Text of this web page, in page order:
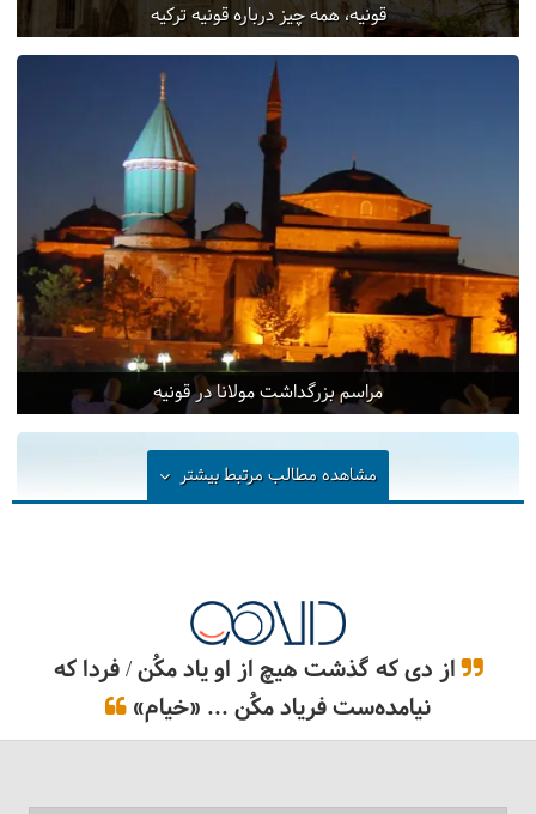
قونیه، همه چیز درباره قونیه ترکیه
مراسم بزرگداشت مولانا در قونیه
مشاهده مطالب مرتبطبیشتر
از دی که گذشت هیچ از او یاد مکُن / فردا که
نیامده‌ست فریاد مکُن ... «خیام»